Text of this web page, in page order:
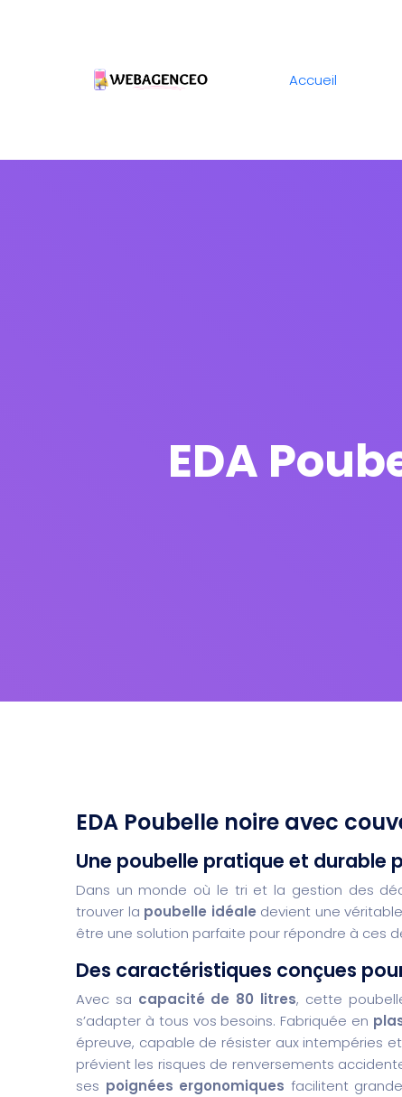
Accueil
EDA
EDA Poubelle noire avec
Une poubelle pratique et durable
Dans un monde où le tri et la gestion des
trouver la poubelle idéale devient une
être une solution parfaite pour répondre à ces
Des caractéristiques conçues
Avec sa capacité de 80 litres, cette
s’adapter à tous vos besoins. Fabriquée en
épreuve, capable de résister aux intempéries
prévient les risques de renversements
ses poignées ergonomiques facilitent